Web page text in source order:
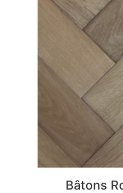
Bâtons